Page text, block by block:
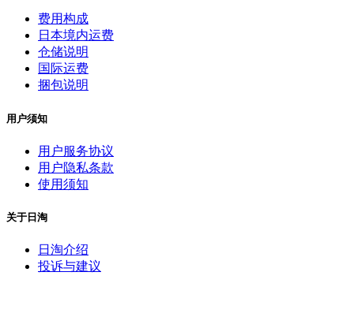
费用构成
日本境内运费
仓储说明
国际运费
捆包说明
用户须知
用户服务协议
用户隐私条款
使用须知
关于日淘
日淘介绍
投诉与建议